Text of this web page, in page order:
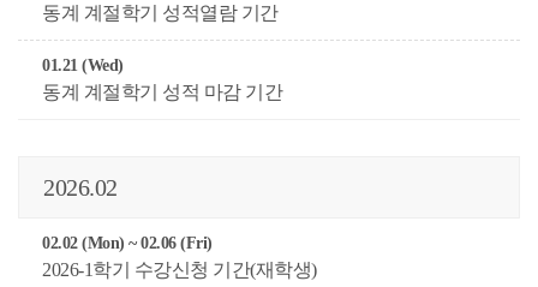
동계 계절학기 성적열람 기간
01.21 (Wed)
동계 계절학기 성적 마감 기간
2026.02
02.02 (Mon) ~ 02.06 (Fri)
2026-1학기 수강신청 기간(재학생)